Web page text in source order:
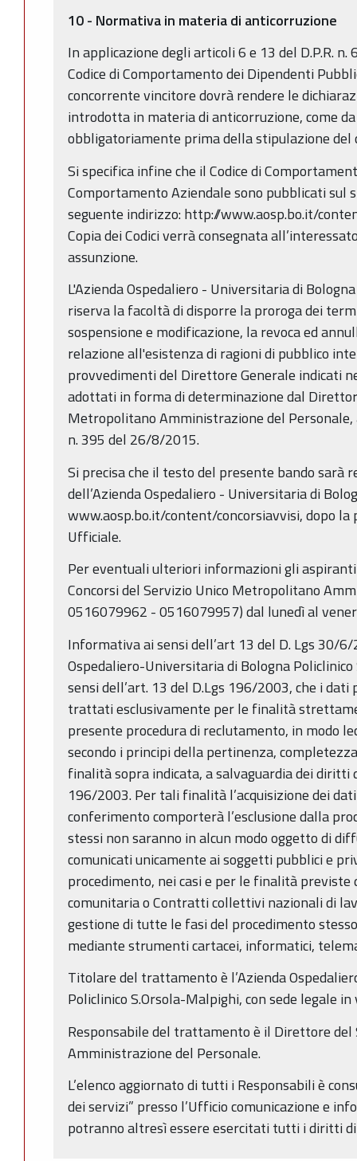
10 - Normativa in materia di anticorruzione
In applicazione degli articoli 6 e 13 del D.P.R.
Codice di Comportamento dei Dipendenti
concorrente vincitore dovrà rendere le
introdotta in materia di anticorruzione, come
obbligatoriamente prima della stipulazione
Si specifica infine che il Codice di
Comportamento Aziendale sono pubblicati sul
seguente indirizzo: http://www.aosp.bo.it/
Copia dei Codici verrà consegnata
assunzione.
L'Azienda Ospedaliero - Universitaria di
riserva la facoltà di disporre la proroga dei
sospensione e modificazione, la revoca ed
relazione all'esistenza di ragioni di pubblico
provvedimenti del Direttore Generale indicati
adottati in forma di determinazione dal
Metropolitano Amministrazione del Personale,
n. 395 del 26/8/2015.
Si precisa che il testo del presente bando sarà
dell’Azienda Ospedaliero - Universitaria di
www.aosp.bo.it/content/concorsiavvisi, dopo
Ufficiale.
Per eventuali ulteriori informazioni gli
Concorsi del Servizio Unico Metropolitano
0516079962 - 0516079957) dal lunedì al
Informativa ai sensi dell’art 13 del D. Lgs 30/6/
Ospedaliero-Universitaria di Bologna
sensi dell’art. 13 del D.Lgs 196/2003, che i
trattati esclusivamente per le finalità
presente procedura di reclutamento, in modo
secondo i principi della pertinenza,
finalità sopra indicata, a salvaguardia dei diritti
196/2003. Per tali finalità l’acquisizione dei
conferimento comporterà l’esclusione dalla
stessi non saranno in alcun modo oggetto di
comunicati unicamente ai soggetti pubblici e
procedimento, nei casi e per le finalità
comunitaria o Contratti collettivi nazionali di
gestione di tutte le fasi del procedimento
mediante strumenti cartacei, informatici,
Titolare del trattamento è l’Azienda
Policlinico S.Orsola-Malpighi, con sede legale
Responsabile del trattamento è il Direttore
Amministrazione del Personale.
L’elenco aggiornato di tutti i Responsabili è
dei servizi” presso l’Ufficio comunicazione e
potranno altresì essere esercitati tutti i diritti di